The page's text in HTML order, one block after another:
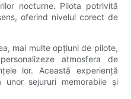
nocturne. Pilota potrivită
oferind nivelul corect de
mai multe opțiuni de pilote,
atmosfera de
lor. Această experiență
unor sejururi memorabile și